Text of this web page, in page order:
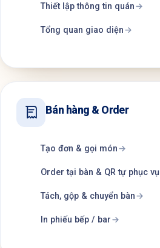
Thiết lập thông tin quán
Tổng quan giao diện
Bán hàng & Order
Tạo đơn & gọi món
Order tại bàn & QR tự phục vụ
Tách, gộp & chuyển bàn
In phiếu bếp / bar